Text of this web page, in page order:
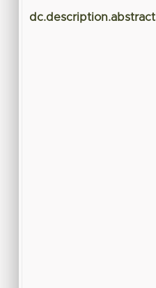
dc.description.abstract